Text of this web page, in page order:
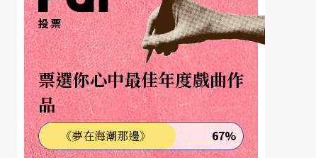
投票
票選你心中最佳年度戲曲作
品
《夢在海潮那邊》 67%